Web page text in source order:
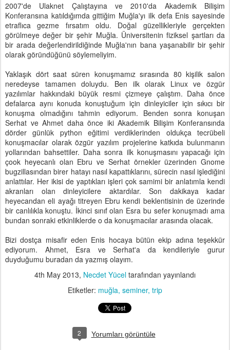
2007'de Ulaknet Çalıştayına ve 2010'da Akademik Bilişim
Konferansına katıldığımda gittiğim Muğla'yı ilk defa Enis sayesinde
etraflıca gezme fırsatım oldu. Doğal güzellikleriyle gerçekten
görülmeye değer bir şehir Muğla. Üniversitenin fiziksel şartları da
bir arada değerlendirildiğinde Muğla'nın bana yaşanabilir bir şehir
olarak göründüğünü söylemeliyim.
Yaklaşık dört saat süren konuşmamız sırasında 80 kişilik salon
neredeyse tamamen doluydu. Ben ilk olarak Linux ve özgür
yazılımlar hakkındaki büyük resmi çizmeye çalıştım. Daha önce
defalarca aynı konuda konuştuğum için dinleyiciler için sıkıcı bir
konuşma olmadığını tahmin ediyorum. Benden sonra konuşan
Serhat ve Ahmet daha önce iki Akademik Bilişim Konferansında
dörder günlük python eğitimi verdiklerinden oldukça tecrübeli
konuşmacılar olarak özgür yazılım projelerine katkıda bulunmanın
yollarından bahsettiler. Daha sonra ilk konuşmasını yapacağı için
çook heyecanlı olan Ebru ve Serhat örnekler üzerinden Gnome
bugzillasından birer hatayı nasıl kapattıklarını, sürecin nasıl işlediğini
anlattılar. Her ikisi de yaptıkları işleri çok samimi bir anlatımla kendi
akranları olan dinleyicilere aktardılar. Son dakikaya kadar
heyecandan eli ayağı titreyen Ebru kendi beklentisinin de üzerinde
bir canlılıkla konuştu. İkinci sınıf olan Esra bu sefer konuşmadı ama
bundan sonraki etkinliklerde o da konuşmacılar arasında olacak.
Bizi dostça misafir eden Enis hocaya bütün ekip adına teşekkür
ediyorum. Ahmet, Esra ve Serhat'a da kendileriyle gurur
duyduğumu buradan da yazmış olayım.
4th May 2013, Necdet Yücel tarafından yayınlandı
Etiketler: muğla seminer trip
2 Yorumları görüntüle